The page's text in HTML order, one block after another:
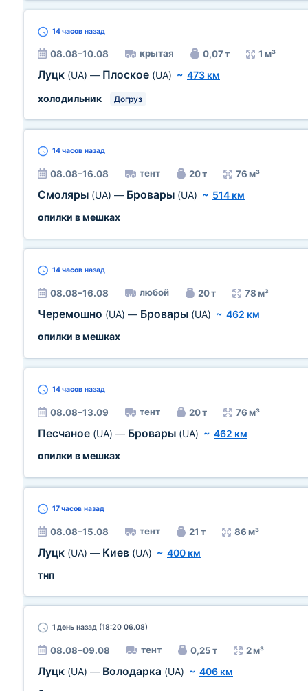
14 часов назад
08.08–10.08 крытая 0,07 т 1 м³
Луцк (UA) — Плоское (UA) ~ 473 км
холодильник
Догруз
14 часов назад
08.08–16.08 тент 20 т 76 м³
Смоляры (UA) — Бровары (UA) ~ 514 км
опилки в мешках
14 часов назад
08.08–16.08 любой 20 т 78 м³
Черемошно (UA) — Бровары (UA) ~ 462 км
опилки в мешках
14 часов назад
08.08–13.09 тент 20 т 76 м³
Песчаное (UA) — Бровары (UA) ~ 462 км
опилки в мешках
17 часов назад
08.08–15.08 тент 21 т 86 м³
Луцк (UA) — Киев (UA) ~ 400 км
тнп
1 день назад (18:20 06.08)
08.08–09.08 тент 0,25 т 2 м³
Луцк (UA) — Володарка (UA) ~ 406 км